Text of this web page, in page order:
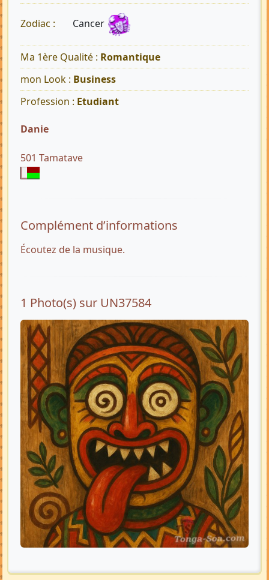
Zodiac : Cancer
Ma 1ère Qualité : Romantique
mon Look : Business
Profession : Etudiant
Danie
501 Tamatave
Complément d’informations
Écoutez de la musique.
1 Photo(s) sur UN37584